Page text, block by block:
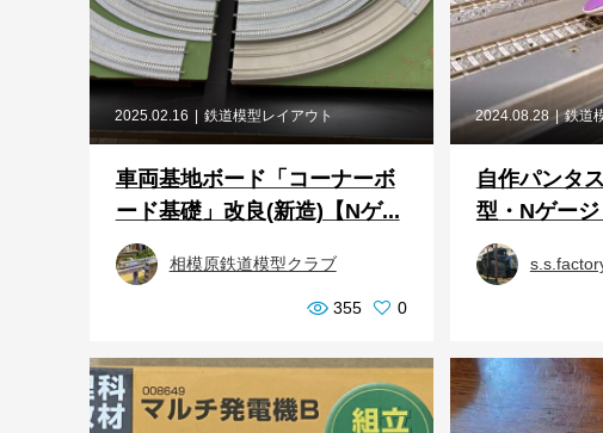
2025.02.16 鉄道模型レイアウト
車両基地ボード「コーナーボ
ード基礎」改良(新造)【Nゲ...
相模原鉄道模型クラブ
355 0
2024.08.28 鉄道
自作パンタ
型・Nゲー